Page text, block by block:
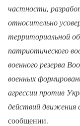
частности,
относительно
территориальной
патриотического
военного резерва
военных
агрессии против
действий движения
сообщении.